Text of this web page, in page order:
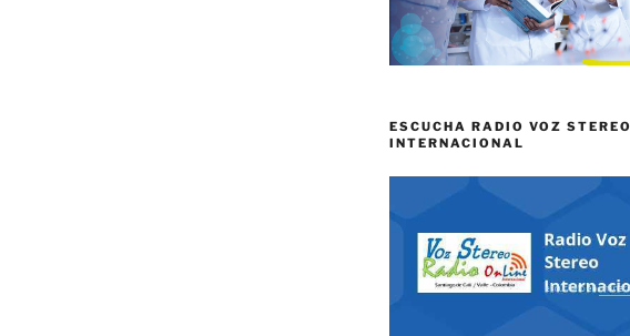
ESCUCHA RADIO VOZ STEREO
INTERNACIONAL